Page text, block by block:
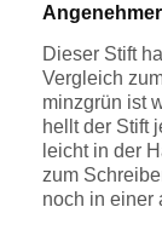
Dieser Stift
Vergleich
minzgrün ist
hellt der Stift
leicht in der
zum
noch in einer